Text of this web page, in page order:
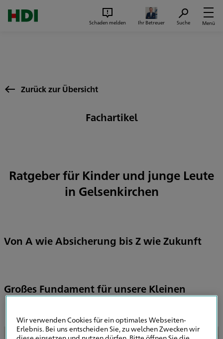
Schaden melden Ihr Betreuer Suche Menü
Zurück zur Übersicht
Fachartikel
Ratgeber für Kinder und junge Leute
in Gelsenkirchen
Von A wie Absicherung bis Z wie Zukunft
Großes Fundament für unsere Kleinen
Wir verwenden Cookies für ein optimales Webseiten-
Erlebnis. Bei uns entscheiden Sie, zu welchen Zwecken wir